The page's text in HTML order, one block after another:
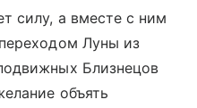
силу, а вместе с ним
Луны из
Близнецов
объять